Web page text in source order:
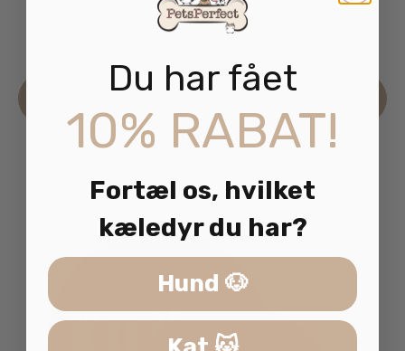
125.00 inkl. moms
Du har fået
10% RABAT!
Fortæl os, hvilket
kæledyr du har?
Hund 🐶